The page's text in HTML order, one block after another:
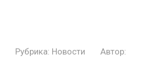
Рубрика: Новости
Автор: